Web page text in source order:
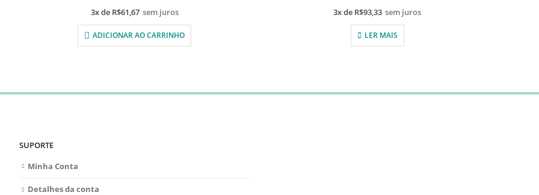
3x de R$61,67 sem juros
ADICIONAR AO CARRINHO
3x de R$93,33 sem juros
LER MAIS
SUPORTE
Minha Conta
Detalhes da conta